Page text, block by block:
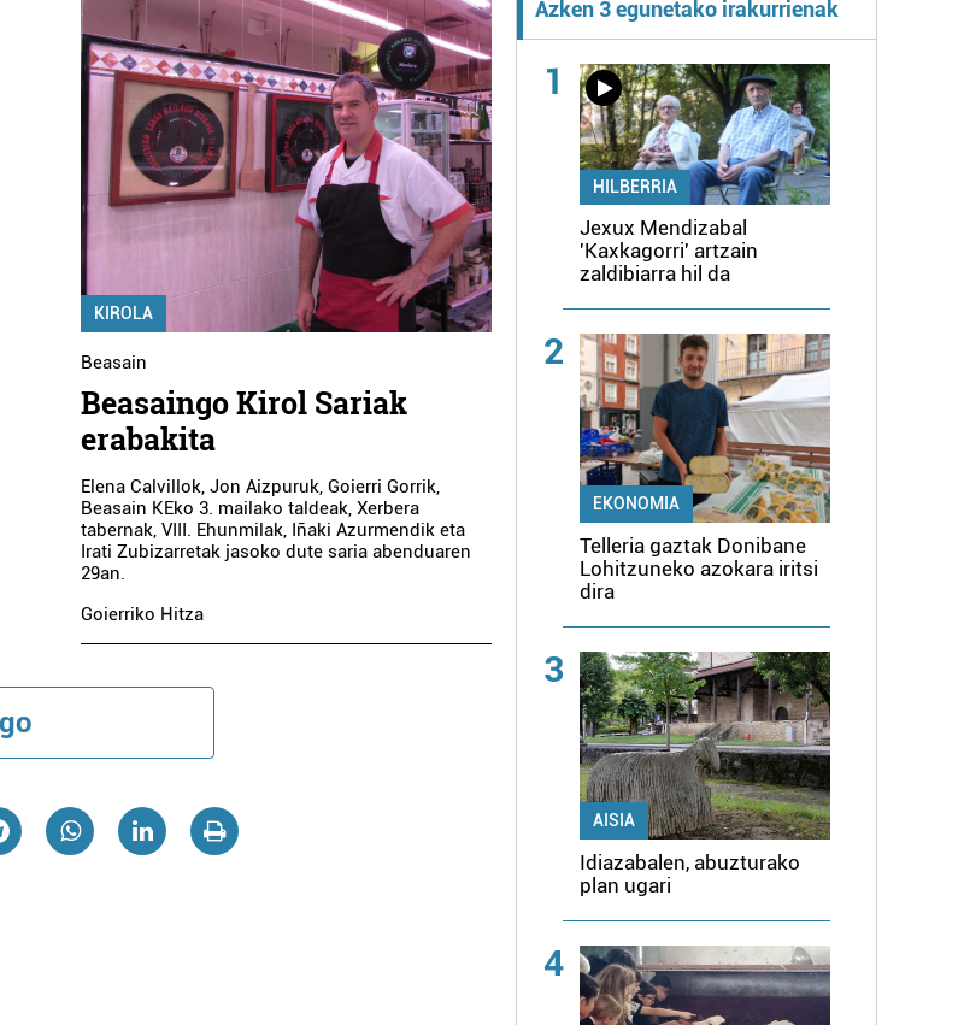
KIROLA
Beasain
Beasaingo Kirol Sariak
erabakita
Elena Calvillok, Jon Aizpuruk, Goierri Gorrik,
Beasain KEko 3. mailako taldeak, Xerbera
tabernak, VIII. Ehunmilak, Iñaki Azurmendik eta
Irati Zubizarretak jasoko dute saria abenduaren
29an.
Goierriko Hitza
Azken 3 egunetako irakurrienak
1
HILBERRIA
Jexux Mendizabal
'Kaxkagorri' artzain
zaldibiarra hil da
2
EKONOMIA
Telleria gaztak Donibane
Lohitzuneko azokara iritsi
dira
3
AISIA
Idiazabalen, abuzturako
plan ugari
4